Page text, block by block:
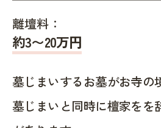
離壇料：
約3〜20万円
墓じまいするお墓がお寺の
墓じまいと同時に檀家をを